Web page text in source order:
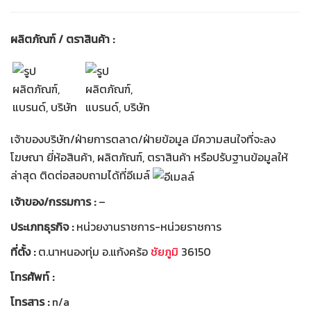
ผลิตภัณฑ์ / ตราสินค้า :
เจ้าของบริษัท/ฝ่ายการตลาด/ฝ่ายข้อมูล มีความสนใจที่จะลง
โฆษณา ยี่ห้อสินค้า, ผลิตภัณฑ์, ตราสินค้า หรือปรับฐานข้อมูลให้
ล่าสุด ติดต่อสอบถามได้ที่อีเมล์
เจ้าของ/กรรมการ :–
ประเภทธุรกิจ :หน่วยงานราชการ-หน่วยราชการ
ที่ตั้ง :ต.นาหนองทุ่ม อ.แก้งคร้อชัยภูมิ 36150
โทรศัพท์ :
โทรสาร :n/a